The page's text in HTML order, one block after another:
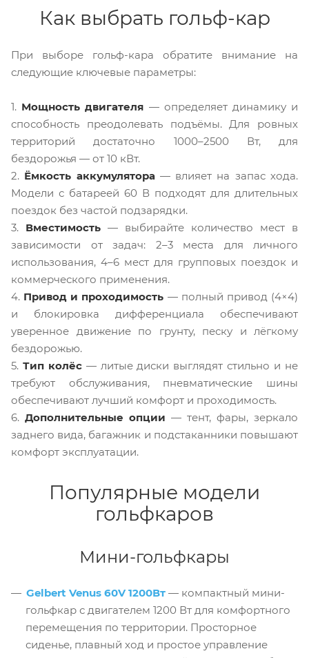
Как выбрать гольф-кар
При выборе гольф-кара обратите внимание на
следующие ключевые параметры:
1. Мощность двигателя — определяет динамику и
способность преодолевать подъёмы. Для ровных
территорий достаточно 1000–2500 Вт, для
бездорожья — от 10 кВт.
2. Ёмкость аккумулятора— влияет на запас хода.
Модели с батареей 60 В подходят для длительных
поездок без частой подзарядки.
3. Вместимость — выбирайте количество мест в
зависимости от задач: 2–3 места для личного
использования, 4–6 мест для групповых поездок и
коммерческого применения.
4. Привод и проходимость — полный привод (4×4)
и
блокировка дифференциала обеспечивают
уверенное движение по грунту, песку и лёгкому
бездорожью.
5. Тип колёс— литые диски выглядят стильно и не
требуют обслуживания, пневматические шины
обеспечивают лучший комфорт и проходимость.
6. Дополнительные опции — тент, фары, зеркало
заднего вида, багажник и подстаканники повышают
комфорт эксплуатации.
Популярные модели
гольфкаров
Мини-гольфкары
Gelbert Venus 60V 1200Вт — компактный мини-
гольфкар с двигателем 1200 Вт для комфортного
перемещения по территории. Просторное
сиденье, плавный ход и простое управление